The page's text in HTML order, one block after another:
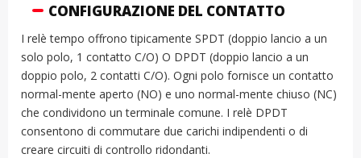
CONFIGURAZIONE DEL CONTATTO
I relè tempo offrono tipicamente SPDT (doppio lancio a un
solo polo, 1 contatto C/O) O DPDT (doppio lancio a un
doppio polo, 2 contatti C/O). Ogni polo fornisce un contatto
normal-mente aperto (NO) e uno normal-mente chiuso (NC)
che condividono un terminale comune. I relè DPDT
consentono di commutare due carichi indipendenti o di
creare circuiti di controllo ridondanti.